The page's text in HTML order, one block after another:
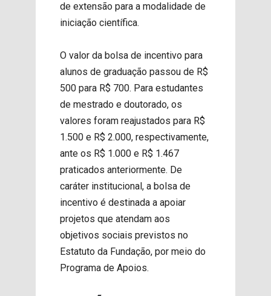
de extensão para a modalidade de
iniciação científica.
O valor da bolsa de incentivo para
alunos de graduação passou de R$
500 para R$ 700. Para estudantes
de mestrado e doutorado, os
valores foram reajustados para R$
1.500 e R$ 2.000, respectivamente,
ante os R$ 1.000 e R$ 1.467
praticados anteriormente. De
caráter institucional, a bolsa de
incentivo é destinada a apoiar
projetos que atendam aos
objetivos sociais previstos no
Estatuto da Fundação, por meio do
Programa de Apoios.